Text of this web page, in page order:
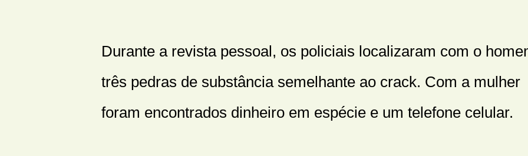
Durante a revista pessoal, os policiais localizaram com o
três pedras de substância semelhante ao crack. Com a mulher
foram encontrados dinheiro em espécie e um telefone celular.